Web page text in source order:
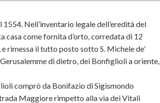
Nell’inventario legale dell’eredità del
casa come fornita d’orto, corredata di 12
rimessa il tutto posto sotto S. Michele de’
di dietro, dei Bonfiglioli a oriente,
comprò da Bonifazio di Sigismondo
Maggiore rimpetto alla via dei Vitali